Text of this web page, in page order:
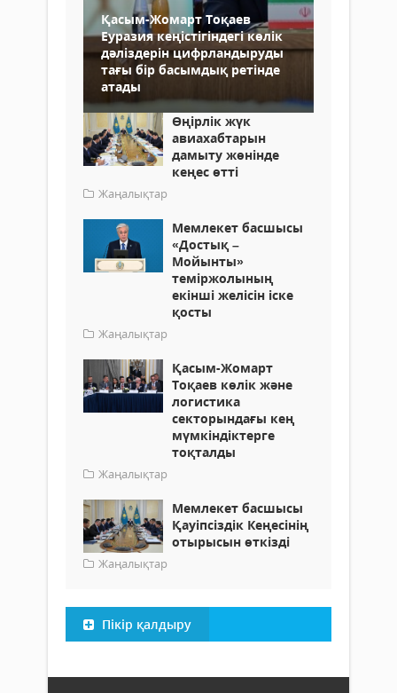
Қасым-Жомарт Тоқаев
Еуразия кеңістігіндегі көлік
дәліздерін цифрландыруды
тағы бір басымдық ретінде
атады
Өңірлік жүк
авиахабтарын
дамыту жөнінде
кеңес өтті
Жаңалықтар
Мемлекет басшысы
«Достық –
Мойынты»
теміржолының
екінші желісін іске
қосты
Жаңалықтар
Қасым-Жомарт
Тоқаев көлік және
логистика
секторындағы кең
мүмкіндіктерге
тоқталды
Жаңалықтар
Мемлекет басшысы
Қауіпсіздік Кеңесінің
отырысын өткізді
Жаңалықтар
Пікір қалдыру